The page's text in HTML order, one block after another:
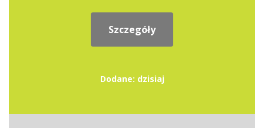
Szczegóły
Dodane: dzisiaj